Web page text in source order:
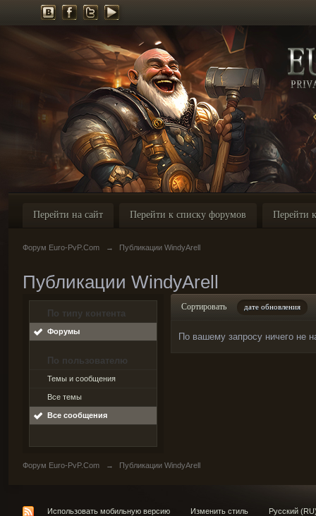
Перейти на сайт Перейти к списку форумов Перейти
Форум Euro-PvP.Com → Публикации WindyArell
Публикации WindyArell
По типу контента
Форумы
По пользователю
Темы и сообщения
Все темы
Все сообщения
Сортировать дате обновления
По вашему запросу ничего не
Форум Euro-PvP.Com → Публикации WindyArell
Использовать мобильную версию Изменить стиль Русский